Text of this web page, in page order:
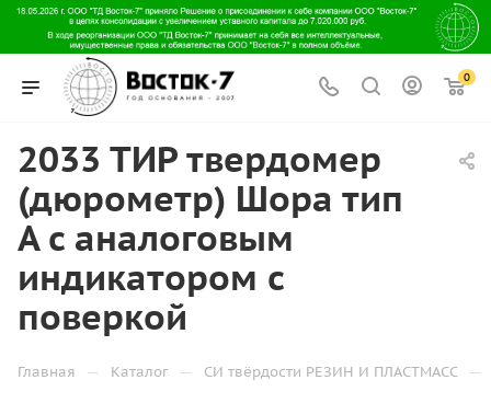
0
2033 ТИР твердомер
(дюрометр) Шора тип
А с аналоговым
индикатором с
поверкой
Главная — Каталог — СИ твёрдости РЕЗИН И ПЛАСТМАСС —